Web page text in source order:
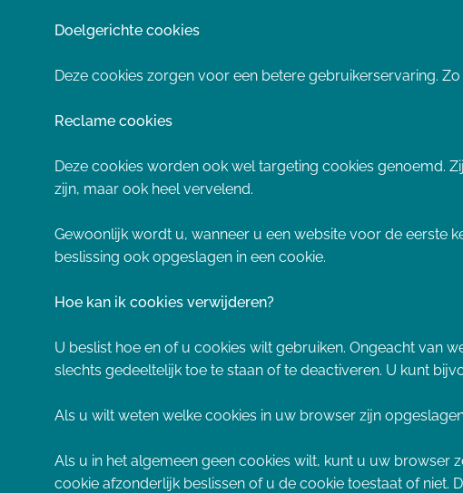
Doelgerichte cookies
Deze cookies zorgen voor een betere gebruikerservaring.
Reclame cookies
Deze cookies worden ook wel targeting cookies genoemd.
zijn, maar ook heel vervelend.
Gewoonlijk wordt u, wanneer u een website voor de eerste
beslissing ook opgeslagen in een cookie.
Hoe kan ik cookies verwijderen?
U beslist hoe en of u cookies wilt gebruiken. Ongeacht van
slechts gedeeltelijk toe te staan of te deactiveren. U kunt
Als u wilt weten welke cookies in uw browser zijn
Als u in het algemeen geen cookies wilt, kunt u uw browser
cookie afzonderlijk beslissen of u de cookie toestaat of niet.